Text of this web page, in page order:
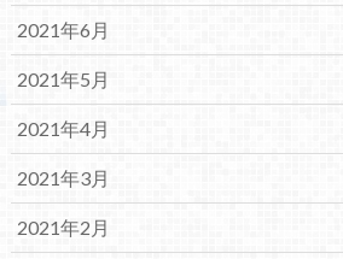
2021年6月
2021年5月
2021年4月
2021年3月
2021年2月